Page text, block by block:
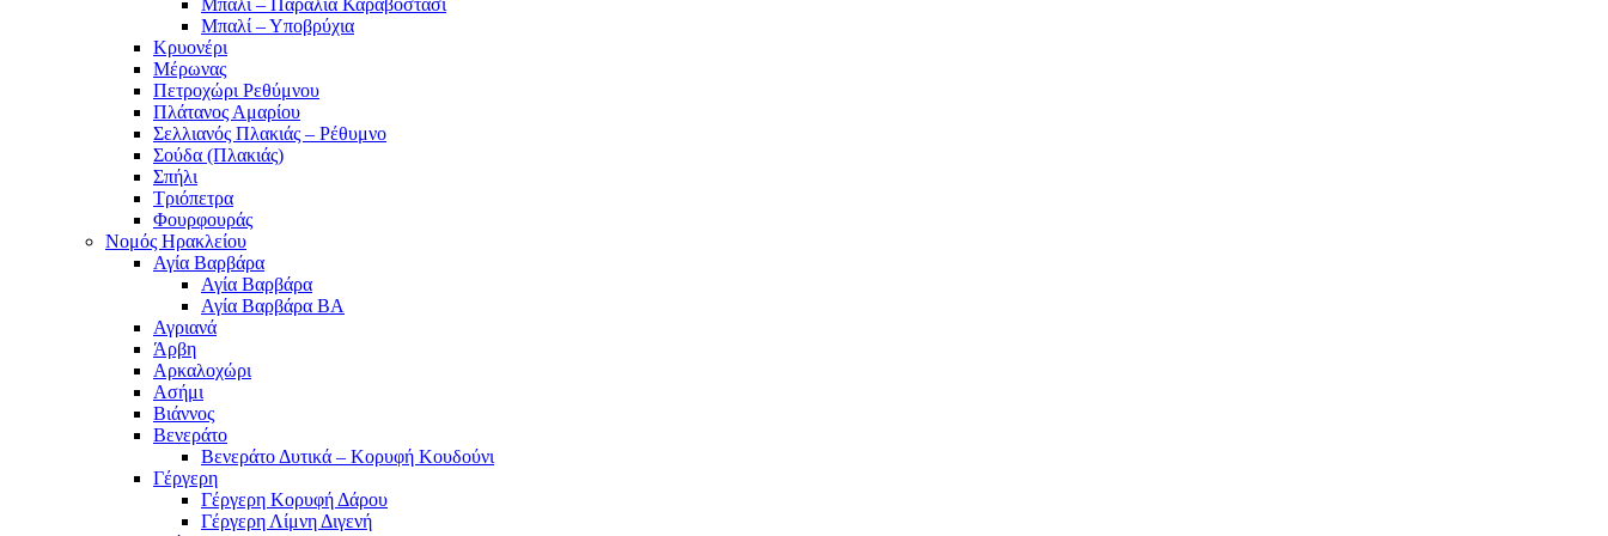
Μπαλί – Παραλία Καραβοστάσι
Μπαλί – Υποβρύχια
Κρυονέρι
Μέρωνας
Πετροχώρι Ρεθύμνου
Πλάτανος Αμαρίου
Σελλιανός Πλακιάς – Ρέθυμνο
Σούδα (Πλακιάς)
Σπήλι
Τριόπετρα
Φουρφουράς
Νομός Ηρακλείου
Αγία Βαρβάρα
Αγία Βαρβάρα
Αγία Βαρβάρα ΒΑ
Αγριανά
Άρβη
Αρκαλοχώρι
Ασήμι
Βιάννος
Βενεράτο
Βενεράτο Δυτικά – Κορυφή Κουδούνι
Γέργερη
Γέργερη Κορυφή Δάρου
Γέργερη Λίμνη Διγενή